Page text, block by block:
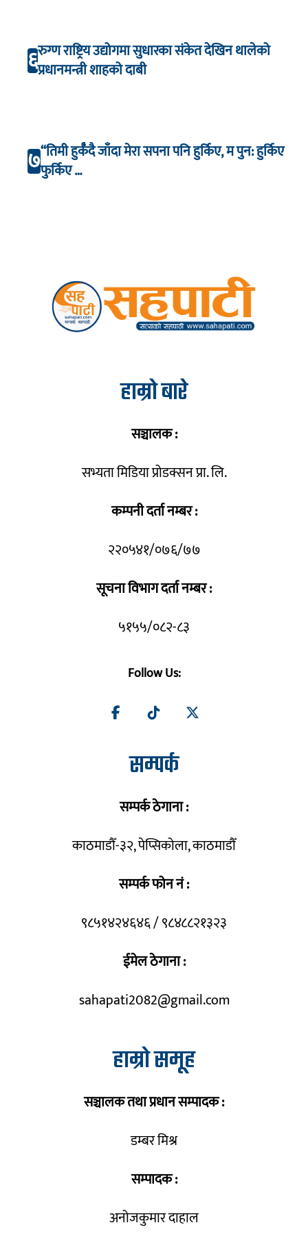
६रुग्ण राष्ट्रिय उद्योगमा सुधारका संकेत देखिन थालेको
प्रधानमन्त्री शाहको दाबी
७“तिमी हुर्कँदै जाँदा मेरा सपना पनि हुर्किए, म पुन: हुर्किए
फुर्किए …
हाम्रो बारे
सञ्चालक :
सभ्यता मिडिया प्रोडक्सन प्रा. लि.
कम्पनी दर्ता नम्बर :
२२०५४१/०७६/७७
सूचना विभाग दर्ता नम्बर :
५१५५/०८२-८३
Follow Us:
सम्पर्क
सम्पर्क ठेगाना :
काठमाडौँ-३२, पेप्सिकोला, काठमाडौँ
सम्पर्क फोन नं :
९८५१४२४६४६ / ९८४८८२१३२३
ईमेल ठेगाना :
sahapati2082@gmail.com
हाम्रो समूह
सञ्चालक तथा प्रधान सम्पादक :
डम्बर मिश्र
सम्पादक :
अनोजकुमार दाहाल